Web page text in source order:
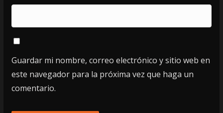
Guardar mi nombre, correo electrónico y sitio web en
este navegador para la próxima vez que haga un
comentario.